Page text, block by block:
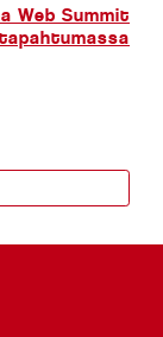
Web Summit